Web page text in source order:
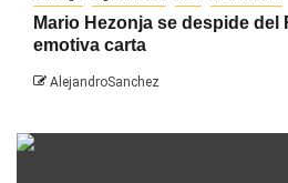
Mario Hezonja se despide del
emotiva carta
AlejandroSanchez